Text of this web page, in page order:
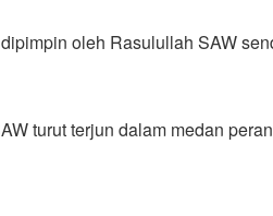
oleh Rasulullah SAW
turut terjun dalam medan